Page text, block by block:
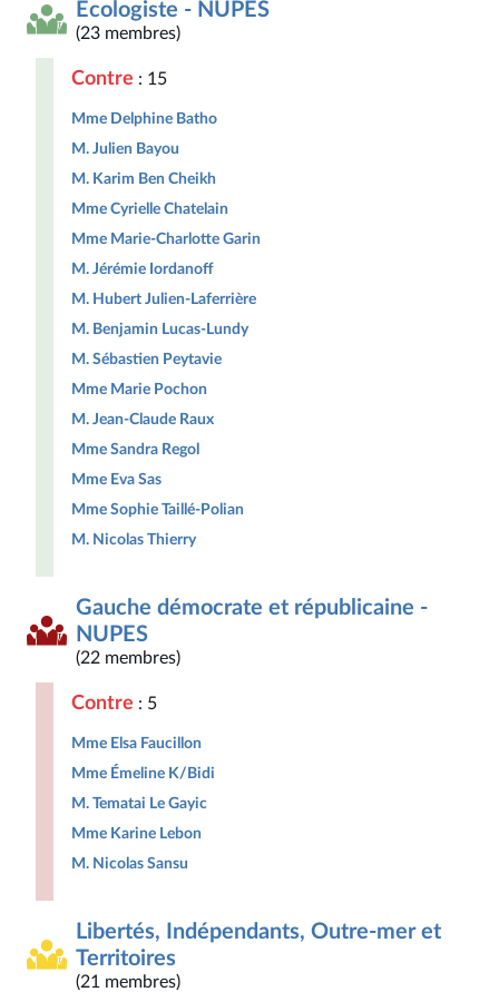
Écologiste - NUPES
(23 membres)
Contre : 15
Mme Delphine Batho
M. Julien Bayou
M. Karim Ben Cheikh
Mme Cyrielle Chatelain
Mme Marie-Charlotte Garin
M. Jérémie Iordanoff
M. Hubert Julien-Laferrière
M. Benjamin Lucas-Lundy
M. Sébastien Peytavie
Mme Marie Pochon
M. Jean-Claude Raux
Mme Sandra Regol
Mme Eva Sas
Mme Sophie Taillé-Polian
M. Nicolas Thierry
Gauche démocrate et républicaine -
NUPES
(22 membres)
Contre : 5
Mme Elsa Faucillon
Mme Émeline K/Bidi
M. Tematai Le Gayic
Mme Karine Lebon
M. Nicolas Sansu
Libertés, Indépendants, Outre-mer et
Territoires
(21 membres)